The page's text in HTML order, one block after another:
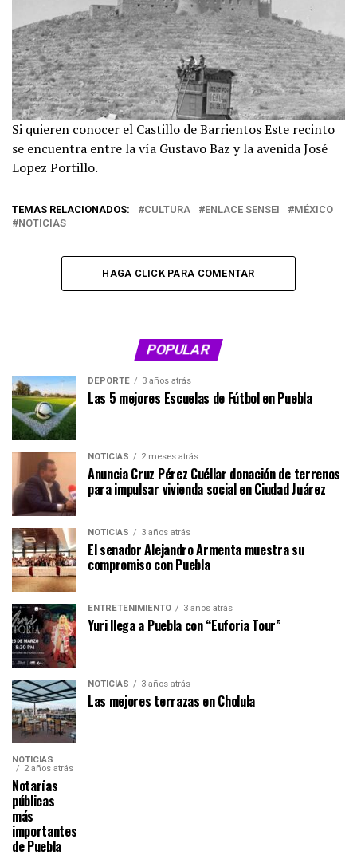
Si quieren conocer el Castillo de Barrientos Este recinto
se encuentra entre la vía Gustavo Baz y la avenida José
Lopez Portillo.
TEMAS RELACIONADOS: CULTURA ENLACE SENSEI
MÉXICO
NOTICIAS
HAGA CLICK PARA COMENTAR
POPULAR
DEPORTE 3 años atrás
Las 5 mejores Escuelas de Fútbol en Puebla
NOTICIAS 2 meses atrás
Anuncia Cruz Pérez Cuéllar donación de terrenos
para impulsar vivienda social en Ciudad Juárez
NOTICIAS 3 años atrás
El senador Alejandro Armenta muestra su
compromiso con Puebla
ENTRETENIMIENTO 3 años atrás
Yuri llega a Puebla con “Euforia Tour”
NOTICIAS 3 años atrás
Las mejores terrazas en Cholula
NOTICIAS
2 años atrás
Notarías
públicas
más
importantes
de Puebla